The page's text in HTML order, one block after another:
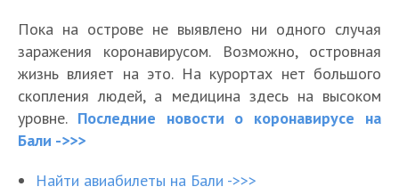
Пока на острове не выявлено ни одного случая
заражения коронавирусом. Возможно, островная
жизнь влияет на это. На курортах нет большого
скопления людей, а медицина здесь на высоком
уровне. Последние новости о коронавирусе на
Бали ->>>
Найти авиабилеты на Бали ->>>